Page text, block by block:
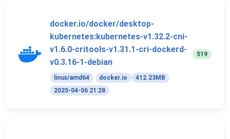
docker.io/docker/desktop-
kubernetes:kubernetes-v1.32.2-cni-
v1.6.0-critools-v1.31.1-cri-dockerd-
v0.3.16-1-debian
linux/amd64 docker.io
412.23MB
2025-04-06 21:28
519